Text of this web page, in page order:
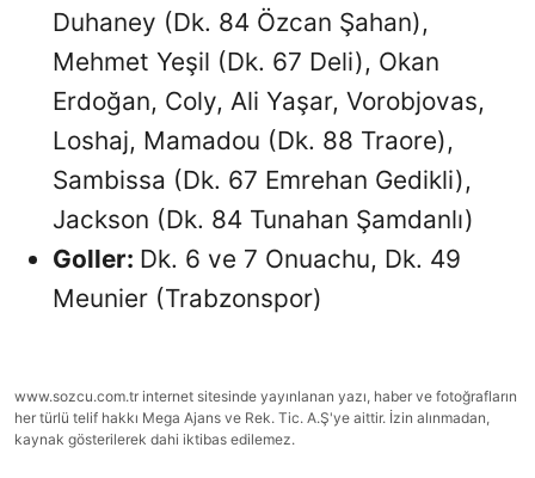
Duhaney (Dk. 84 Özcan Şahan),
Mehmet Yeşil (Dk. 67 Deli), Okan
Erdoğan, Coly, Ali Yaşar, Vorobjovas,
Loshaj, Mamadou (Dk. 88 Traore),
Sambissa (Dk. 67 Emrehan Gedikli),
Jackson (Dk. 84 Tunahan Şamdanlı)
Goller: Dk. 6 ve 7 Onuachu, Dk. 49
Meunier (Trabzonspor)
www.sozcu.com.tr internet sitesinde yayınlanan yazı, haber ve fotoğrafların
her türlü telif hakkı Mega Ajans ve Rek. Tic. A.Ş'ye aittir. İzin alınmadan,
kaynak gösterilerek dahi iktibas edilemez.